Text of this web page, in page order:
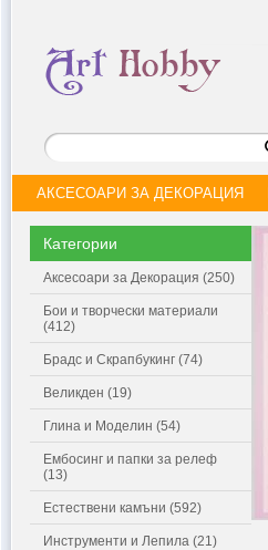
АКСЕСОАРИ ЗА ДЕКОРАЦИЯ
Категории
Аксесоари за Декорация (250)
Бои и творчески материали
(412)
Брадс и Скрапбукинг (74)
Великден (19)
Глина и Моделин (54)
Ембосинг и папки за релеф
(13)
Естествени камъни (592)
Инструменти и Лепила (21)